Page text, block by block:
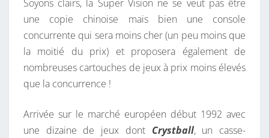
Soyons clairs, la Super Vision ne se veut pas être
une copie chinoise mais bien une console
concurrente qui sera moins cher (un peu moins que
la moitié du prix) et proposera également de
nombreuses cartouches de jeux à prix moins élevés
que la concurrence !
Arrivée sur le marché européen début 1992 avec
une dizaine de jeux dont Crystball, un casse-